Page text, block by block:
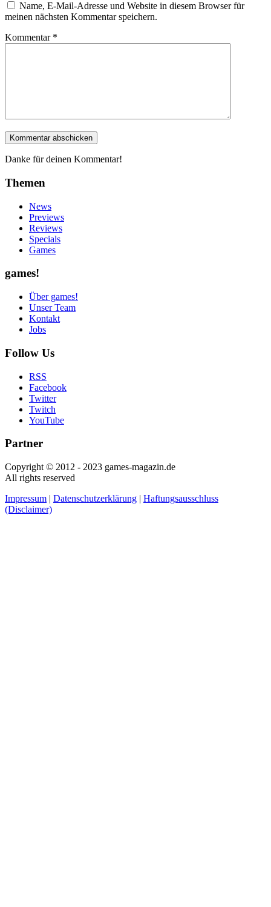
Name, E-Mail-Adresse und Website in diesem Browser für
meinen nächsten Kommentar speichern.
Kommentar *
Danke für deinen Kommentar!
Themen
News
Previews
Reviews
Specials
Games
games!
Über games!
Unser Team
Kontakt
Jobs
Follow Us
RSS
Facebook
Twitter
Twitch
YouTube
Partner
Copyright © 2012 - 2023 games-magazin.de
All rights reserved
Impressum | Datenschutzerklärung | Haftungsausschluss
(Disclaimer)